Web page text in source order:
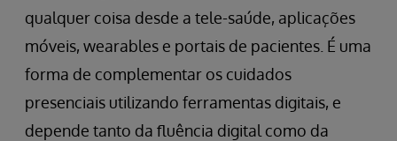
qualquer coisa desde a tele-saúde, aplicações
móveis, wearables e portais de pacientes. É uma
forma de complementar os cuidados
presenciais utilizando ferramentas digitais, e
depende tanto da fluência digital como da